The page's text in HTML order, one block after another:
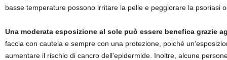
basse temperature possono irritare la pelle e peggiorare la psoriasi
Una moderata esposizione al sole può essere benefica grazie
faccia con cautela e sempre con una protezione, poiché
aumentare il rischio di cancro dell’epidermide. Inoltre, alcune